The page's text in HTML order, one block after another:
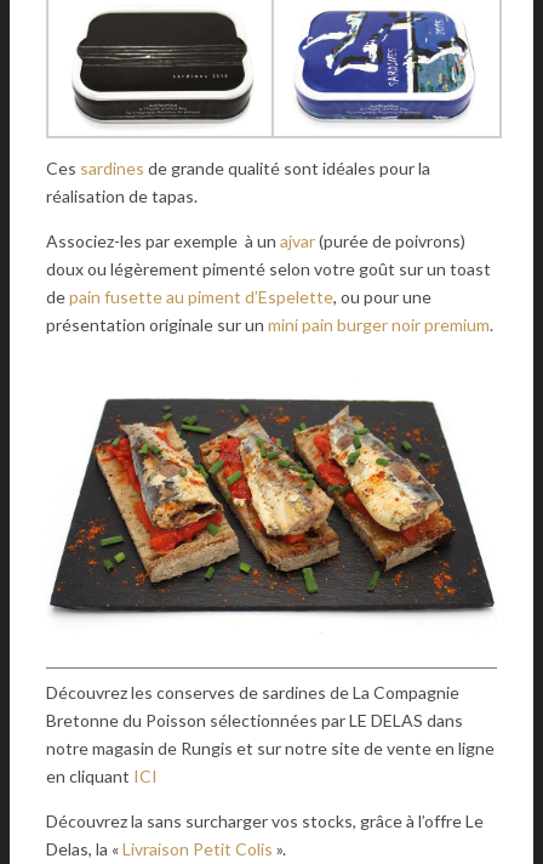
Ces sardines de grande qualité sont idéales pour la
réalisation de tapas.
Associez-les par exemple à un ajvar(purée de poivrons)
doux ou légèrement pimenté selon votre goût sur un toast
depain fusette au piment d’Espelette, ou pour une
présentation originale sur un minipain burgernoirpremium.
Découvrez les conserves de sardines de La Compagnie
Bretonne du Poisson sélectionnées par LE DELAS dans
notre magasin de Rungis et sur notre site de vente en ligne
en cliquant ICI
Découvrez la sans surcharger vos stocks, grâce à l’offre Le
Delas, la «Livraison Petit Colis ».